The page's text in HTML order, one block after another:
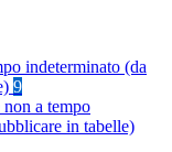
indeterminato (da
9
a tempo
in tabelle)